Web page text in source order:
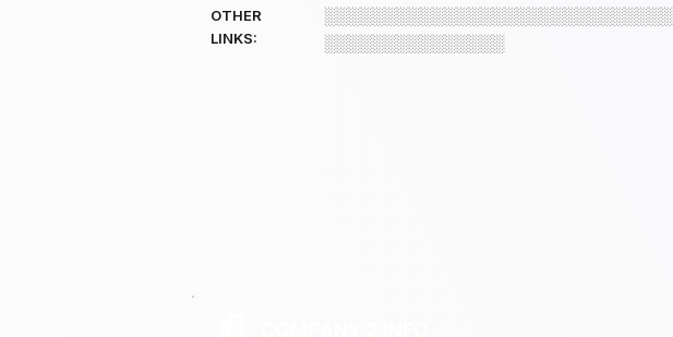
OTHER
LINKS:
░░░░░░░░░░░░░░░░░░░░░░░░░░░░░
░░░░░░░░░░░░░░░